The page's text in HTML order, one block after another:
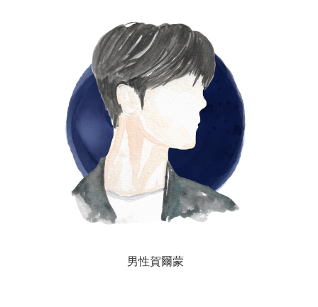
男性賀爾蒙